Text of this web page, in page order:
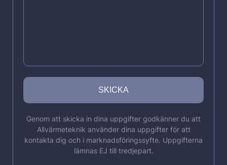
Genom att skicka in dina uppgifter godkänner du att
Allvärmeteknik använder dina uppgifter för att
kontakta dig och i marknadsföringssyfte. Uppgifterna
lämnas EJ till tredjepart.